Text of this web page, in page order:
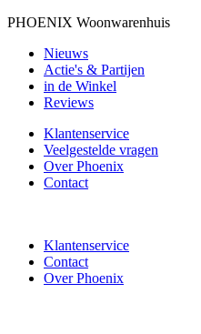
PHOENIX Woonwarenhuis
Nieuws
Actie's & Partijen
in de Winkel
Reviews
Klantenservice
Veelgestelde vragen
Over Phoenix
Contact
Klantenservice
Contact
Over Phoenix